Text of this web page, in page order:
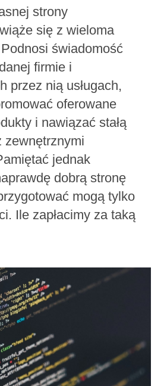
strony
się z wieloma
świadomość
firmie i
przez nią usługach,
oferowane
i nawiązać stałą
zewnętrznymi
jednak
dobrą stronę
mogą tylko
Ile zapłacimy za taką